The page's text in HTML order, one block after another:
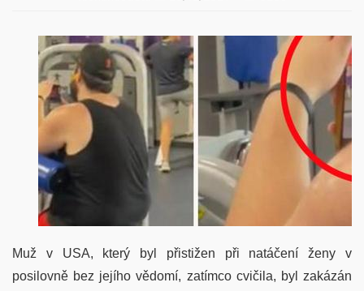
Muž v USA, který byl přistižen při natáčení ženy v
posilovně bez jejího vědomí, zatímco cvičila, byl zakázán